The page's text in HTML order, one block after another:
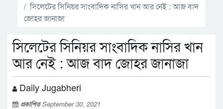
সিলেটের সিনিয়র সাংবাদিক নাসির খান আর নেই : আজ বাদ
জোহর জানাজা
সিলেটের সিনিয়র সাংবাদিক নাসির খান
আর নেই : আজ বাদ জোহর জানাজা
Daily Jugabheri
প্রকাশিতSeptember 30, 2021